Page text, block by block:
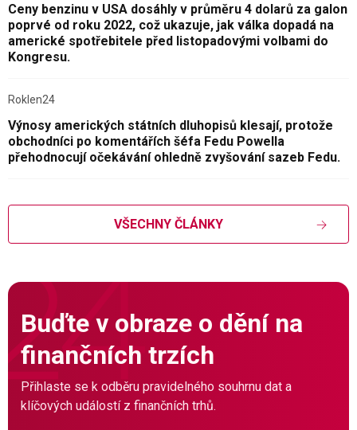
Ceny benzinu v USA dosáhly v průměru 4 dolarů za galon
poprvé od roku 2022, což ukazuje, jak válka dopadá na
americké spotřebitele před listopadovými volbami do
Kongresu.
Roklen24
Výnosy amerických státních dluhopisů klesají, protože
obchodníci po komentářích šéfa Fedu Powella
přehodnocují očekávání ohledně zvyšování sazeb Fedu.
VŠECHNY ČLÁNKY
Buďte v obraze o dění na
finančních trzích
Přihlaste se k odběru pravidelného souhrnu dat a
klíčových událostí z finančních trhů.